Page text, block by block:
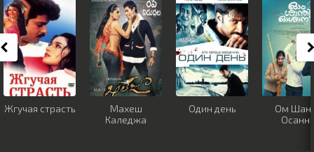
Жгучая страсть
Махеш
Каледжа
Один день
Ом